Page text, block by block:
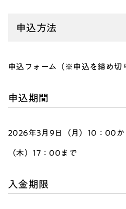
申込方法
申込フォーム（※申込を締め切
申込期間
2026年3月9日（月）10：00か
（木）17：00まで
入金期限